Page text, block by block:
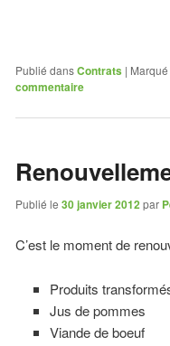
Publié dansContrats |
commentaire
Publié le 30 janvier 2012par
C’est le moment de
Produits
Jus de pommes
Viande de boeuf